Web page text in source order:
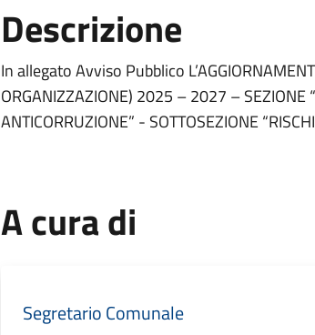
Descrizione
In allegato Avviso Pubblico
ORGANIZZAZIONE) 2025 – 2027 – SEZIONE
ANTICORRUZIONE” - SOTTOSEZIONE
A cura di
Segretario Comunale